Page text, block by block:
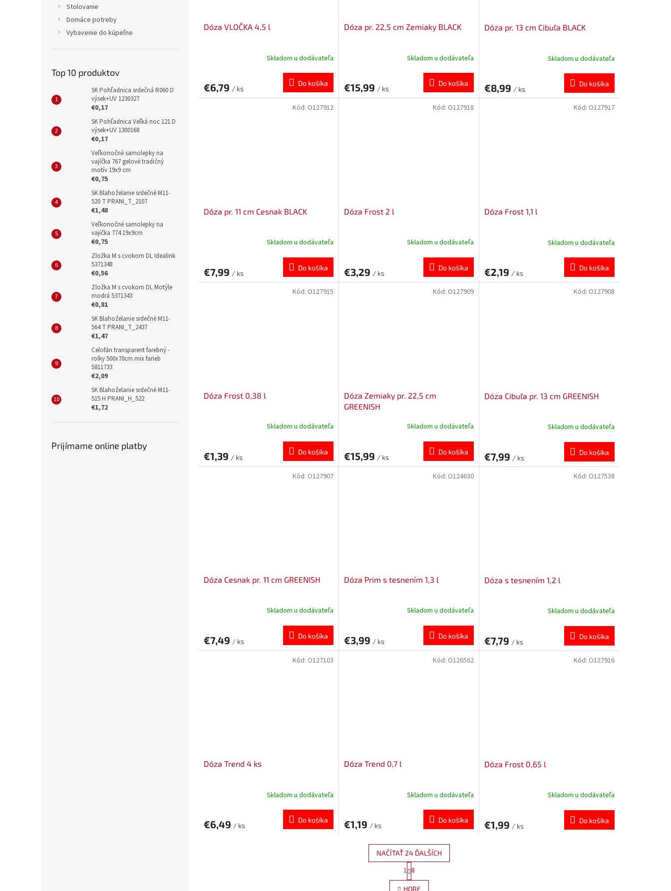
Stolovanie
Domáce potreby
Vybavenie do kúpeľne
Top 10 produktov
SK Pohľadnica srdečná R060 D
výsek+UV 1230327
€0,17
SK Pohľadnica Veľká noc 121 D
výsek+UV 1300168
€0,17
Veľkonočné samolepky na
vajíčka 767 gelové tradičný
motív 19x9 cm
€0,75
SK Blahoželanie srdečné M11-
520 T PRANI_T_2107
€1,48
Veľkonočné samolepky na
vajíčka 774 19x9cm
€0,75
Zložka M s cvokom DL Idealink
5371348
€0,56
Zložka M s cvokom DL Motýle
modrá 5371343
€0,81
SK Blahoželanie srdečné M11-
564 T PRANI_T_2437
€1,47
Celofán transparent farebný -
rolky 500x70cm mix farieb
5811733
€2,09
SK Blahoželanie srdečné M11-
515 H PRANI_H_522
€1,72
Prijímame online platby
Dóza VLOČKA 4,5 l
Skladom u dodávateľa
€6,79 / ks
Do košíka
Dóza pr. 22,5 cm Zemiaky BLACK
Skladom u dodávateľa
€15,99 / ks
Do košíka
Dóza pr. 13 cm Cibuľa BLACK
Skladom u dodávateľa
€8,99 / ks
Do košíka
Dóza pr. 11 cm Cesnak BLACK
Skladom u dodávateľa
€7,99 / ks
Do košíka
Kód: O127912
Dóza Frost 2 l
Skladom u dodávateľa
€3,29 / ks
Do košíka
Kód: O127918
Dóza Frost 1,1 l
Skladom u dodávateľa
€2,19 / ks
Do košíka
Kód: O127917
Dóza Frost 0,38 l
Skladom u dodávateľa
€1,39 / ks
Do košíka
Kód: O127915
Dóza Zemiaky pr. 22,5 cm
GREENISH
Skladom u dodávateľa
€15,99 / ks
Do košíka
Kód: O127909
Dóza Cibuľa pr. 13 cm GREENISH
Skladom u dodávateľa
€7,99 / ks
Do košíka
Kód: O127908
Dóza Cesnak pr. 11 cm GREENISH
Skladom u dodávateľa
€7,49 / ks
Do košíka
Kód: O127907
Dóza Prim s tesnením 1,3 l
Skladom u dodávateľa
€3,99 / ks
Do košíka
Kód: O124630
Dóza s tesnením 1,2 l
Skladom u dodávateľa
€7,79 / ks
Do košíka
Kód: O127538
Dóza Trend 4 ks
Skladom u dodávateľa
€6,49 / ks
Do košíka
Kód: O127103
Dóza Trend 0,7 l
Skladom u dodávateľa
€1,19 / ks
Do košíka
Kód: O126562
Dóza Frost 0,65 l
Skladom u dodávateľa
€1,99 / ks
Do košíka
Kód: O127916
O
v
NAČÍTAŤ 24 ĎALŠÍCH
S
t
r
1 8
HORE